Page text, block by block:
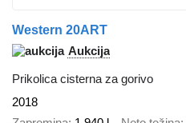
Western 20ART
Aukcija
Prikolica cisterna za gorivo
2018